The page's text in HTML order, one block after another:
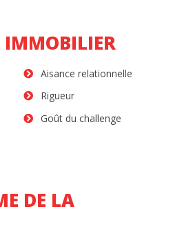
IMMOBILIER
Aisance relationnelle
Rigueur
Goût du challenge
DE LA